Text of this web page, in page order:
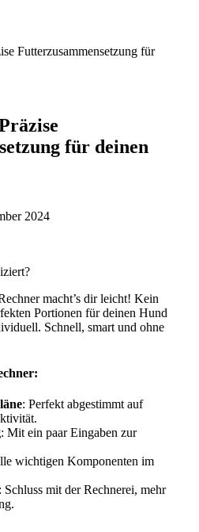
Futterzusammensetzung für
für deinen
2024
macht’s dir leicht! Kein
Portionen für deinen Hund
Schnell, smart und ohne
: Perfekt abgestimmt auf
: Mit ein paar Eingaben zur
wichtigen Komponenten im
: Schluss mit der Rechnerei, mehr